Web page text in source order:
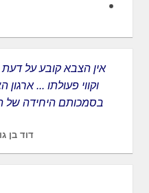
וקווי פעולתו ...
בסמכותם היחידה של
דוד בן